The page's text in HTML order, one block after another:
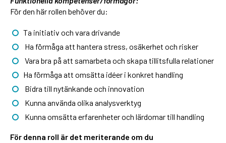
För den här rollen behöver du:
Ta initiativ och vara drivande
Ha förmåga att hantera stress, osäkerhet och risker
Vara bra på att samarbeta och skapa tillitsfulla relationer
Ha förmåga att omsätta idéer i konkret handling
Bidra till nytänkande och innovation
Kunna använda olika analysverktyg
Kunna omsätta erfarenheter och lärdomar till handling
För denna roll är det meriterande om du